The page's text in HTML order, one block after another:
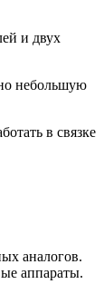
и двух
небольшую
в связке
аналогов.
аппараты.